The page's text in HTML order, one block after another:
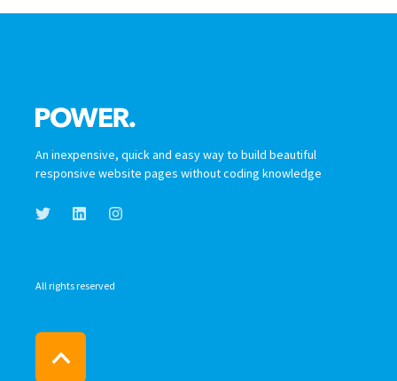
An inexpensive, quick and easy way to build beautiful
responsive website pages without coding knowledge
All rights reserved